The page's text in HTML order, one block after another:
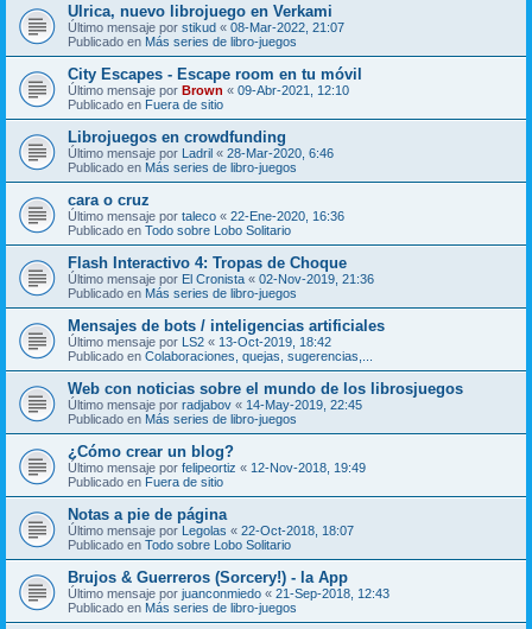
Ulrica, nuevo librojuego en Verkami
Último mensaje por stikud « 08-Mar-2022, 21:07
Publicado en Más series de libro-juegos
City Escapes - Escape room en tu móvil
Último mensaje por Brown « 09-Abr-2021, 12:10
Publicado en Fuera de sitio
Librojuegos en crowdfunding
Último mensaje por Ladril « 28-Mar-2020, 6:46
Publicado en Más series de libro-juegos
cara o cruz
Último mensaje por taleco « 22-Ene-2020, 16:36
Publicado en Todo sobre Lobo Solitario
Flash Interactivo 4: Tropas de Choque
Último mensaje por El Cronista « 02-Nov-2019, 21:36
Publicado en Más series de libro-juegos
Mensajes de bots / inteligencias artificiales
Último mensaje por LS2 « 13-Oct-2019, 18:42
Publicado en Colaboraciones, quejas, sugerencias,...
Web con noticias sobre el mundo de los librosjuegos
Último mensaje por radjabov « 14-May-2019, 22:45
Publicado en Más series de libro-juegos
¿Cómo crear un blog?
Último mensaje por felipeortiz « 12-Nov-2018, 19:49
Publicado en Fuera de sitio
Notas a pie de página
Último mensaje por Legolas « 22-Oct-2018, 18:07
Publicado en Todo sobre Lobo Solitario
Brujos & Guerreros (Sorcery!) - la App
Último mensaje por juanconmiedo « 21-Sep-2018, 12:43
Publicado en Más series de libro-juegos